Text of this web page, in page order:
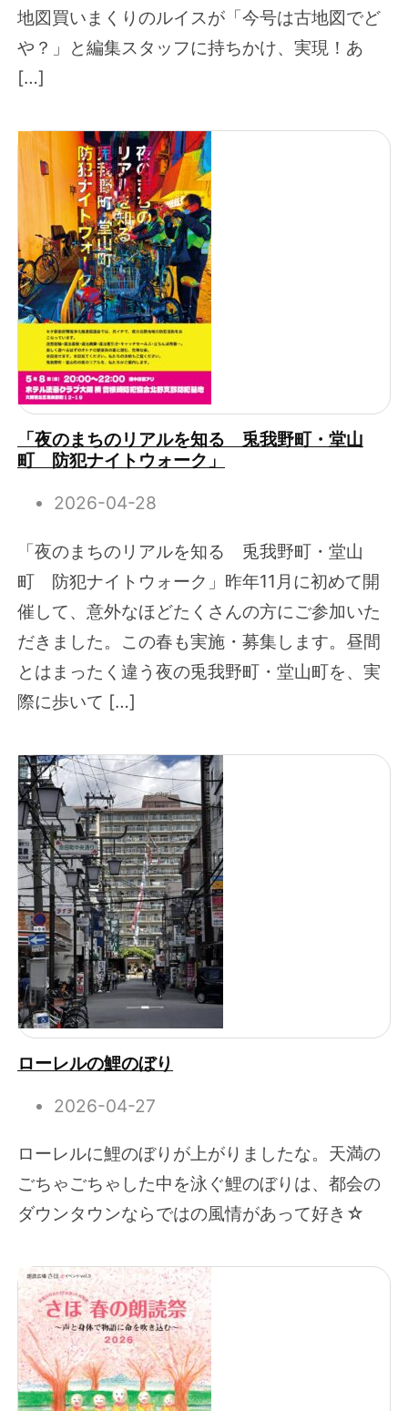
地図買いまくりのルイスが「今号は古地図でど
や？」と編集スタッフに持ちかけ、実現！あ
[…]
「夜のまちのリアルを知る 兎我野町・堂山
町 防犯ナイトウォーク」
2026-04-28
「夜のまちのリアルを知る 兎我野町・堂山
町 防犯ナイトウォーク」昨年11月に初めて開
催して、意外なほどたくさんの方にご参加いた
だきました。この春も実施・募集します。昼間
とはまったく違う夜の兎我野町・堂山町を、実
際に歩いて […]
ローレルの鯉のぼり
2026-04-27
ローレルに鯉のぼりが上がりましたな。天満の
ごちゃごちゃした中を泳ぐ鯉のぼりは、都会の
ダウンタウンならではの風情があって好き☆